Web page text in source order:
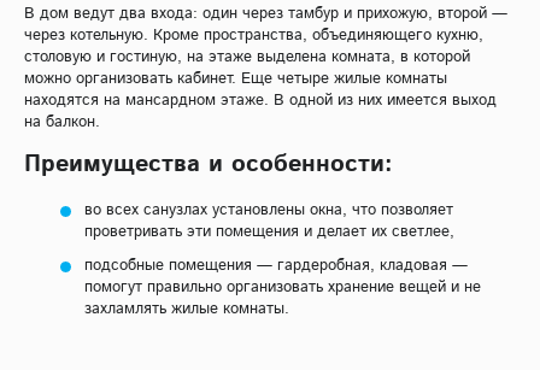
В дом ведут два входа: один через тамбур и прихожую, второй —
через котельную. Кроме пространства, объединяющего кухню,
столовую и гостиную, на этаже выделена комната, в которой
можно организовать кабинет. Еще четыре жилые комнаты
находятся на мансардном этаже. В одной из них имеется выход
на балкон.
Преимущества и особенности:
во всех санузлах установлены окна, что позволяет
проветривать эти помещения и делает их светлее,
подсобные помещения — гардеробная, кладовая —
помогут правильно организовать хранение вещей и не
захламлять жилые комнаты.